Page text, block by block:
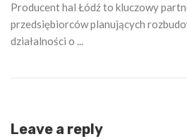
Producent hal Łódź to kluczowy
przedsiębiorców planujących
działalności o ...
Leave a reply